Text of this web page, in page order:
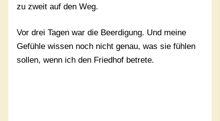
zu zweit auf den Weg.
Vor drei Tagen war die Beerdigung. Und meine
Gefühle wissen noch nicht genau, was sie fühlen
sollen, wenn ich den Friedhof betrete.